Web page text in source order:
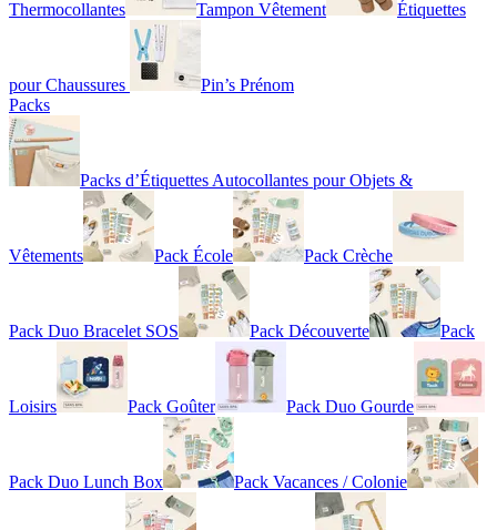
Thermocollantes Tampon Vêtement Étiquettes
pour Chaussures
Pin’s Prénom
Packs
Packs d’Étiquettes Autocollantes pour Objets &
Vêtements Pack École Pack Crèche
Pack Duo Bracelet SOS Pack Découverte Pack
Loisirs Pack Goûter Pack Duo Gourde
Pack Duo Lunch Box Pack Vacances / Colonie